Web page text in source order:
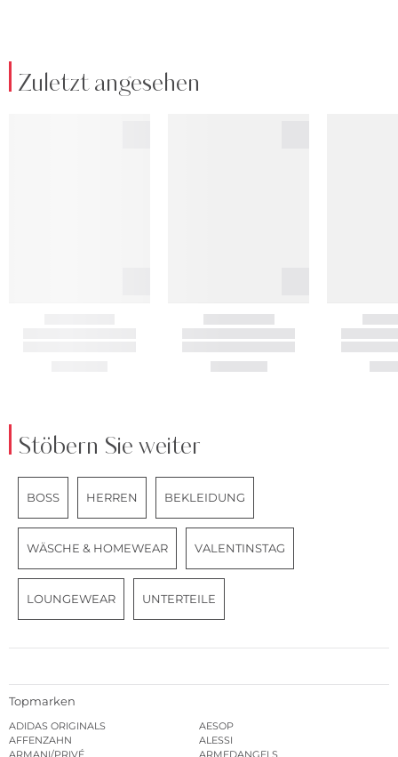
Zuletzt angesehen
Stöbern Sie weiter
BOSS HERREN BEKLEIDUNG
WÄSCHE & HOMEWEAR VALENTINSTAG
LOUNGEWEAR UNTERTEILE
Topmarken
ADIDAS ORIGINALS
AESOP
AFFENZAHN
ALESSI